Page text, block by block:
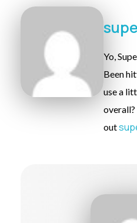
Yo,
Been
use a
out